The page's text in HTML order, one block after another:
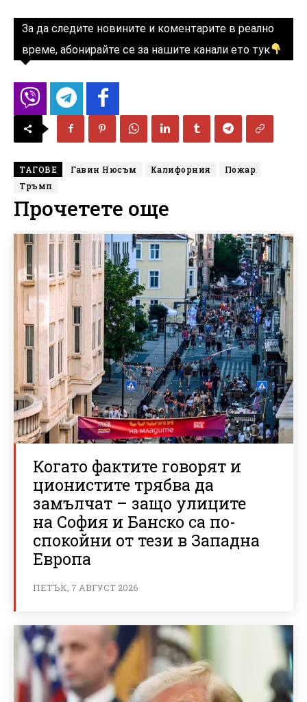
За да следите новините и коментарите в реално
време, абонирайте се за нашите канали ето тук
ТАГОВЕ Гавин Нюсъм Калифорния
Пожар
Тръмп
Прочетете още
Когато фактите говорят и
ционистите трябва да
замълчат – защо улиците
на София и Банско са по-
спокойни от тези в Западна
Европа
ПЕТЪК, 7 АВГУСТ 2026